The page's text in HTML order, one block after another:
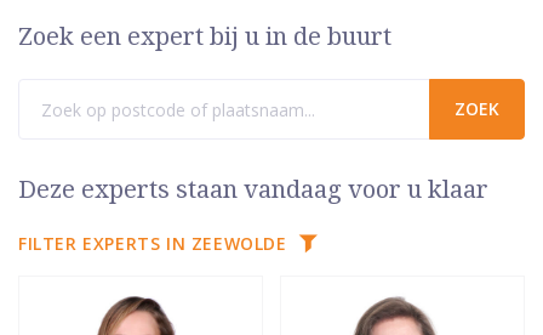
Zoek een expert bij u in de buurt
Deze experts staan vandaag voor u klaar
FILTER EXPERTS IN ZEEWOLDE